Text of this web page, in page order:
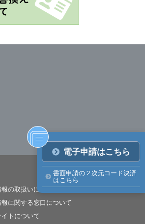
報の取扱いについて
に関する窓口について
イトについて
電子申請はこちら
書面申請の２次元コード決済
はこちら